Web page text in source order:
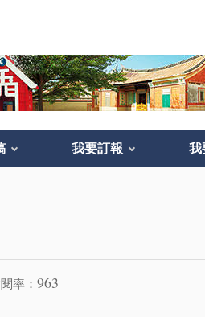
我要訂報 我
率： 963